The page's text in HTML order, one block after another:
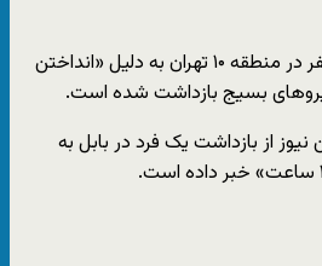
روزنامه ایران نوشت که یک نفر در منطقه ۱۰ تهران به دلیل «انداختن
بسیج بازداشت شده است.
از بازداشت یک فرد در بابل به